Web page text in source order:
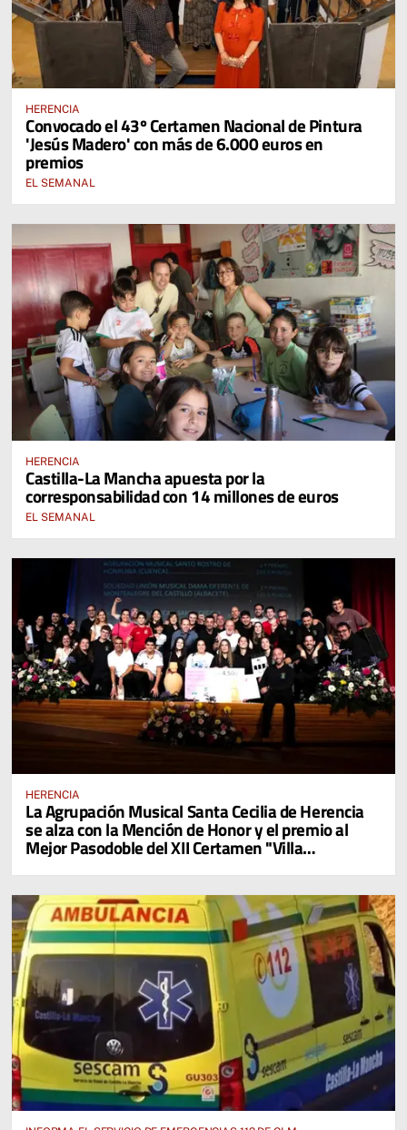
HERENCIA
Convocado el 43º Certamen Nacional de Pintura
'Jesús Madero' con más de 6.000 euros en
premios
EL SEMANAL
HERENCIA
Castilla-La Mancha apuesta por la
corresponsabilidad con 14 millones de euros
EL SEMANAL
HERENCIA
La Agrupación Musical Santa Cecilia de Herencia
se alza con la Mención de Honor y el premio al
Mejor Pasodoble del XII Certamen "Villa
Cervantina de Mota del Cuervo"